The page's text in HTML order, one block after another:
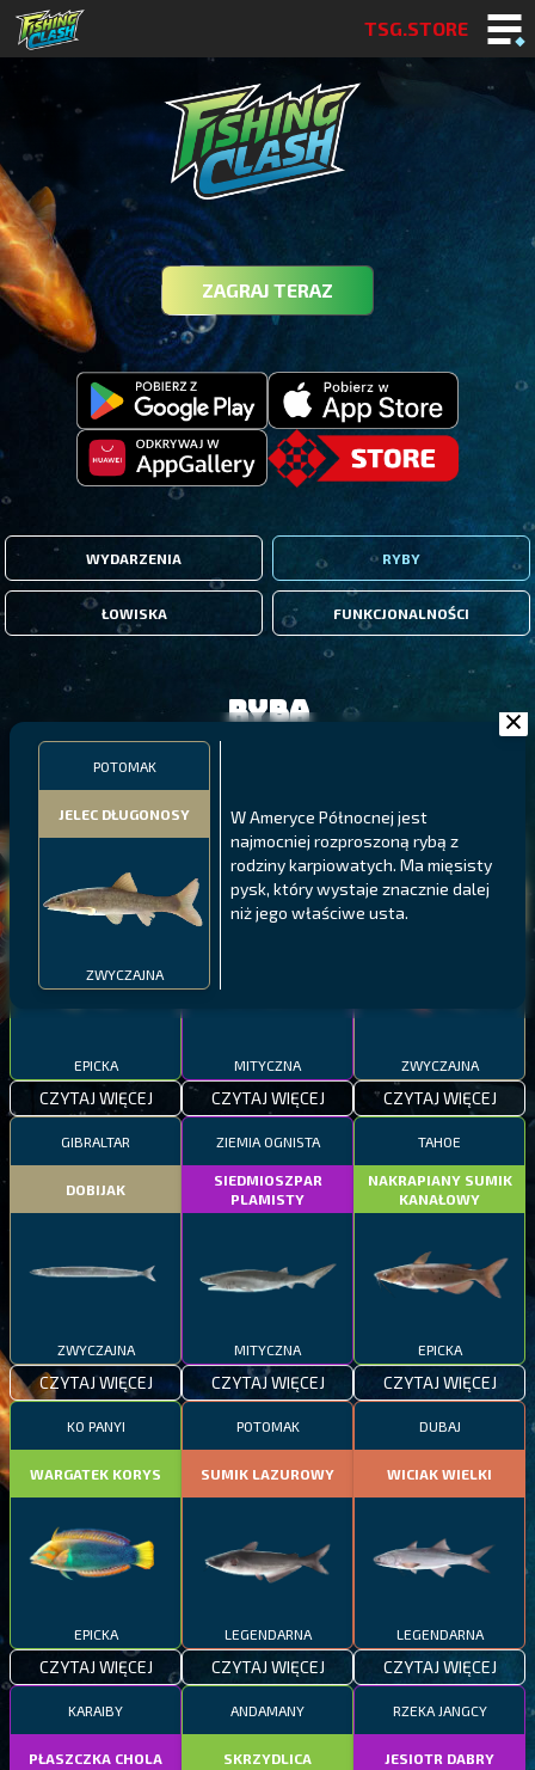
TSG.STORE
ZAGRAJ TERAZ
WYDARZENIA RYBY
ŁOWISKA FUNKCJONALNOŚCI
POTOMAK
JELEC DŁUGONOSY
ZWYCZAJNA
W Ameryce Północnej jest
najmocniej rozproszoną rybą z
rodziny karpiowatych. Ma mięsisty
pysk, który wystaje znacznie dalej
niż jego właściwe usta.
Ryba
PYSZCZAK ZACHODNI
EPICKA
CZYTAJ WIĘCEJ
PÓŁNOCNE FIORDY
LING
MITYCZNA
CZYTAJ WIĘCEJ
WYSPY GALAPAGOS
BODIAN
MEKSYKAŃSKI
ZWYCZAJNA
CZYTAJ WIĘCEJ
GIBRALTAR
DOBIJAK
ZWYCZAJNA
CZYTAJ WIĘCEJ
ZIEMIA OGNISTA
SIEDMIOSZPAR
PLAMISTY
MITYCZNA
CZYTAJ WIĘCEJ
TAHOE
NAKRAPIANY SUMIK
KANAŁOWY
EPICKA
CZYTAJ WIĘCEJ
KO PANYI
WARGATEK KORYS
EPICKA
CZYTAJ WIĘCEJ
POTOMAK
SUMIK LAZUROWY
LEGENDARNA
CZYTAJ WIĘCEJ
DUBAJ
WICIAK WIELKI
LEGENDARNA
CZYTAJ WIĘCEJ
KARAIBY
PŁASZCZKA CHOLA
ANDAMANY
SKRZYDLICA
RZEKA JANGCY
JESIOTR DABRY